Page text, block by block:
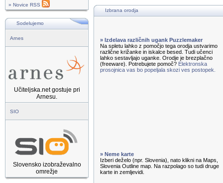
» Novice RSS
Sodelujemo
Arnes
Učiteljska.net gostuje pri
Arnesu.
SIO
Slovensko izobraževalno
omrežje
Izbrana orodja
» Izdelava različnih ugank Puzzlemaker
Na spletu lahko z pomočjo tega orodja ustvarimo
različne križanke in iskalce besed. Tudi učenci
lahko sestavljajo uganke. Orodje je brezplačno
(freeware). Potrebujete pomoč? Elektronska
prosojnica vas bo popeljala skozi ves postopek.
» Neme karte
Izberi deželo (npr. Slovenia), nato klikni na Maps,
Slovenia Outline map. Na razpolago so tudi druge
karte in zemljevidi.